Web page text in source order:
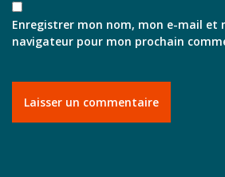
Enregistrer mon nom, mon e-mail et
navigateur pour mon prochain